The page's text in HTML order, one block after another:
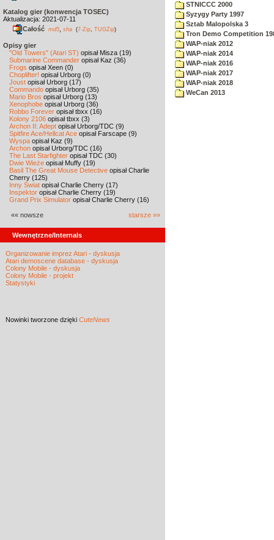
Katalog gier (konwencja TOSEC)
Aktualizacja: 2021-07-11
Całość md5 sha (7-Zip TUGZip)
Opisy gier
"Old Towers" (Atari ST) opisał Misza (19)
Submarine Commander opisał Kaz (36)
Frogs opisał Xeen (0)
Choplifter! opisał Urborg (0)
Joust opisał Urborg (17)
Commando opisał Urborg (35)
Mario Bros opisał Urborg (13)
Xenophobe opisał Urborg (36)
Robbo Forever opisał tbxx (16)
Kolony 2106 opisał tbxx (3)
Archon II: Adept opisał Urborg/TDC (9)
Spitfire Ace/Hellcat Ace opisał Farscape (9)
Wyspa opisał Kaz (9)
Archon opisał Urborg/TDC (16)
The Last Starfighter opisał TDC (30)
Dwie Wieże opisał Muffy (19)
Basil The Great Mouse Detective opisał Charlie
Cherry (125)
Inny Świat opisał Charlie Cherry (17)
Inspektor opisał Charlie Cherry (19)
Grand Prix Simulator opisał Charlie Cherry (16)
«« nowsze starsze »»
Wewnętrzne/Internals
Organizowanie imprez Atari - dyskusja
Atari demoscene database - dyskusja
Colony Mobile - dyskusja
Colony Mobile - projekt
Statystyki
Nowinki tworzone dzięki CuteNews
STNICCC 2000
Syzygy Party 1997
Sztab Malopolska 3
Tron Demo Competition
WAP-niak 2012
WAP-niak 2014
WAP-niak 2016
WAP-niak 2017
WAP-niak 2018
WeCan 2013